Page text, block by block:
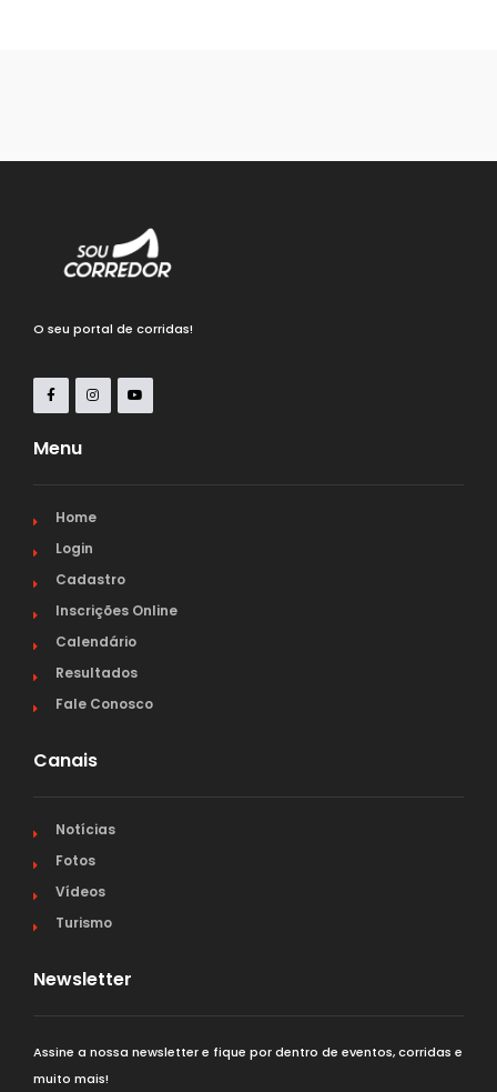
O seu portal de corridas!
Menu
Home
Login
Cadastro
Inscrições Online
Calendário
Resultados
Fale Conosco
Canais
Notícias
Fotos
Vídeos
Turismo
Newsletter
Assine a nossa newsletter e fique por dentro de eventos, corridas e
muito mais!